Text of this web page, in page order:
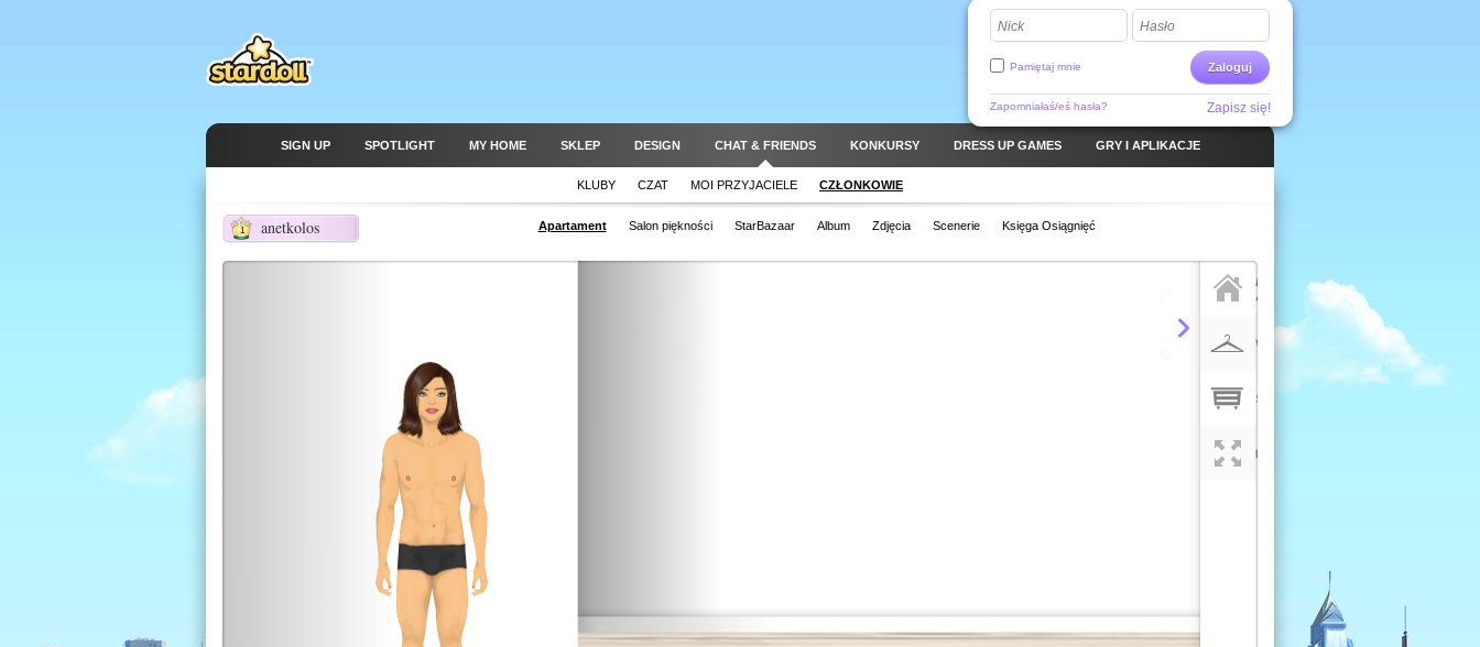
Nick Hasło
Zaloguj
Pamiętaj mnie
Zapomniałaś/eś hasła? Zapisz się!
SIGN UP SPOTLIGHT MY HOME SKLEP DESIGN CHAT & FRIENDS KONKURSY DRESS UP GAMES GRY I APLIKACJE
KLUBY CZAT MOI PRZYJACIELE CZŁONKOWIE
anetkolos
1 Apartament Salon piękności StarBazaar Album Zdjęcia Scenerie Księga Osiągnięć